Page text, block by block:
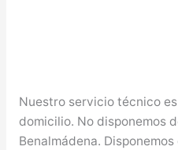
Nuestro servicio técnico
domicilio. No disponemos
Benalmádena.